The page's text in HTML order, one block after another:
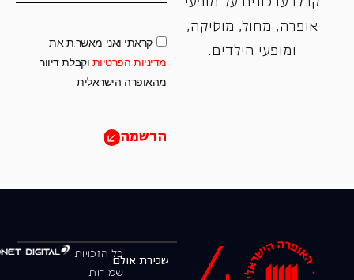
אופרה, ‏מחול, ‏מוסיקה,
ומופעי הילדים.
קראתי ואני מאשר.ת את
מדיניות הפרטיות וקבלת דיוור
מהאופרה הישראלית
הרשמה
כל הזכויות
שמורות
שכירת אולם